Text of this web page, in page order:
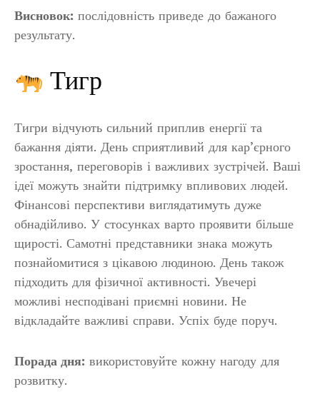
Висновок: послідовність приведе до бажаного
результату.
Тигр
Тигри відчують сильний приплив енергії та
бажання діяти. День сприятливий для кар’єрного
зростання, переговорів і важливих зустрічей. Ваші
ідеї можуть знайти підтримку впливових людей.
Фінансові перспективи виглядатимуть дуже
обнадійливо. У стосунках варто проявити більше
щирості. Самотні представники знака можуть
познайомитися з цікавою людиною. День також
підходить для фізичної активності. Увечері
можливі несподівані приємні новини. Не
відкладайте важливі справи. Успіх буде поруч.
Порада дня: використовуйте кожну нагоду для
розвитку.